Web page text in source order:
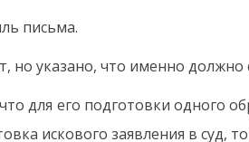
письма.
но указано, что именно
для его подготовки одного
искового заявления в суд,